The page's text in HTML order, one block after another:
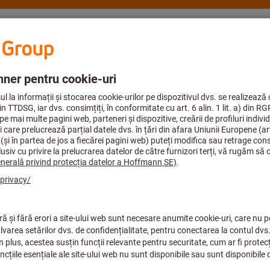
şi suport
Protecţia muncii
Dispozitive de asigurare contra căderii
Gamă extinsă de produse
Indicatoare de siguranţă
Protecţia capului şi a feţei
Protecţia mâinilor
Protecţia ochilor
Protecţia picioarelor